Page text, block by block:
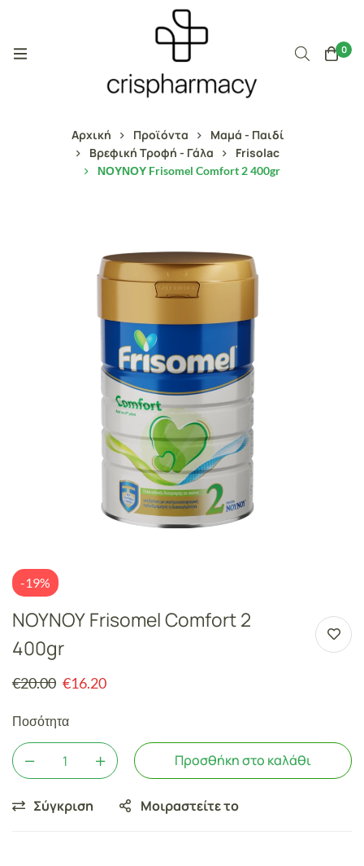
0
Αρχική Προϊόντα
Μαμά - Παιδί
Βρεφική Τροφή - Γάλα
Frisolac
ΝΟΥΝΟΥ Frisomel Comfort 2 400gr
-19%
ΝΟΥΝΟΥ Frisomel Comfort 2
400gr
€20.00 €16.20
Ποσότητα
Προσθήκη στο καλάθι
Σύγκριση Μοιραστείτε το